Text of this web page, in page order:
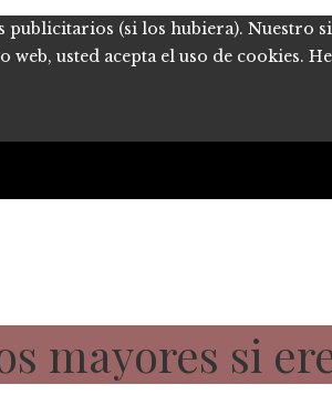
(si los hubiera). Nuestro
usted acepta el uso de cookies.
mayores si